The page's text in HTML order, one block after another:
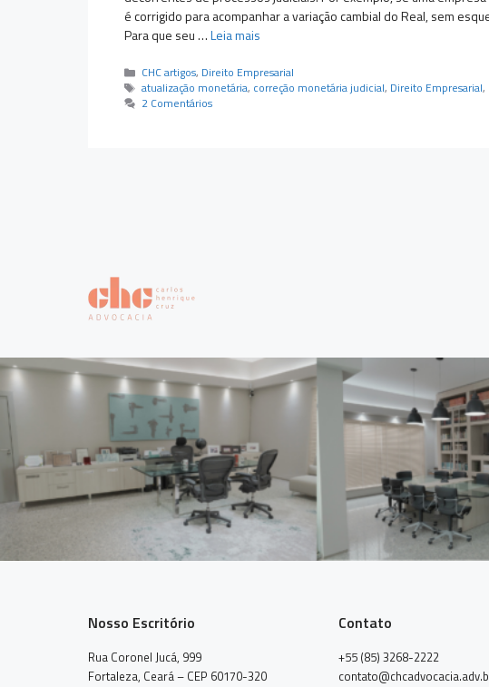
é corrigido para acompanhar a variação cambial do Real, sem
Para que seu …Leia mais
Categorias
CHC artigos, Direito Empresarial
Tags
atualização monetária, correção monetária judicial, Direito Empresarial,
2 Comentários
Nosso Escritório
Rua Coronel Jucá, 999
Fortaleza, Ceará – CEP 60170-320
Contato
+55 (85) 3268-2222